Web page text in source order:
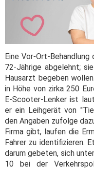
Eine Vor-Ort-
72-Jährige abgelehnt;
Hausarzt begeben
in Höhe von zirka 250
E-Scooter-Lenker ist
er ein Leihgerät von
den Angaben zufolge
Firma gibt, laufen die
Fahrer zu identifizieren.
darum gebeten, sich
10 bei der